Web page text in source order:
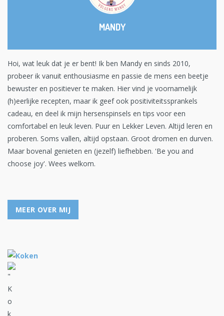
MANDY
Hoi, wat leuk dat je er bent! Ik ben Mandy en sinds 2010,
probeer ik vanuit enthousiasme en passie de mens een beetje
bewuster en positiever te maken. Hier vind je voornamelijk
(h)eerlijke recepten, maar ik geef ook positiviteitssprankels
cadeau, en deel ik mijn hersenspinsels en tips voor een
comfortabel en leuk leven. Puur en Lekker Leven. Altijd leren en
proberen. Soms vallen, altijd opstaan. Groot dromen en durven.
Maar bovenal genieten en (jezelf) liefhebben. 'Be you and
choose joy'. Wees welkom.
MEER OVER MIJ